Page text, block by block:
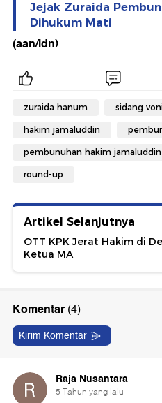
Jejak Zuraida
Dihukum Mati
(aan/idn)
zuraida hanum sidang
hakim jamaluddin
pembunuhan hakim jamaluddin
round-up
Artikel Selanjutnya
OTT KPK Jerat Hakim di
Ketua MA